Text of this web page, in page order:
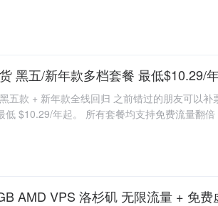
黑五/新年款多档套餐 最低$10.29/
五款 + 新年款全线回归 之前错过的朋友可以
$10.29/年起。 所有套餐均支持免费流量翻
AMD VPS 洛杉矶 无限流量 + 免费